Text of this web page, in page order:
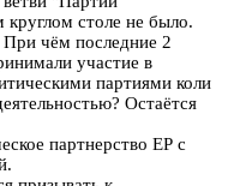
столе не было.
При чём последние 2
участие в
партиями коли
Остаётся
партнерство ЕР с